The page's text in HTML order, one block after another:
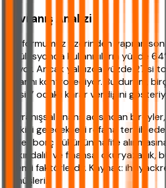
Davranış Analizi
Platformumuz üzerinden yapılan
simülasyonda kullanıcıların yüzde
ediyor. Ancak yalnızca yüzde 27’si
tutarını kontrol ediyor. Bu durum,
taksit” odaklı karar verdiğini
Davranışsal finans açısından
zevkini gelecekteki refaha tercih
vadeli borç yükünün hafife
Farkındalık ve finansal
önemli faktörlerdir. Kaynak:
dönüşleri.